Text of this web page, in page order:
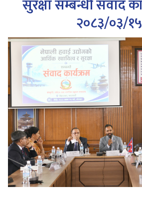
सुरक्षा सम्बन्धी संवाद
२०८३/०३/